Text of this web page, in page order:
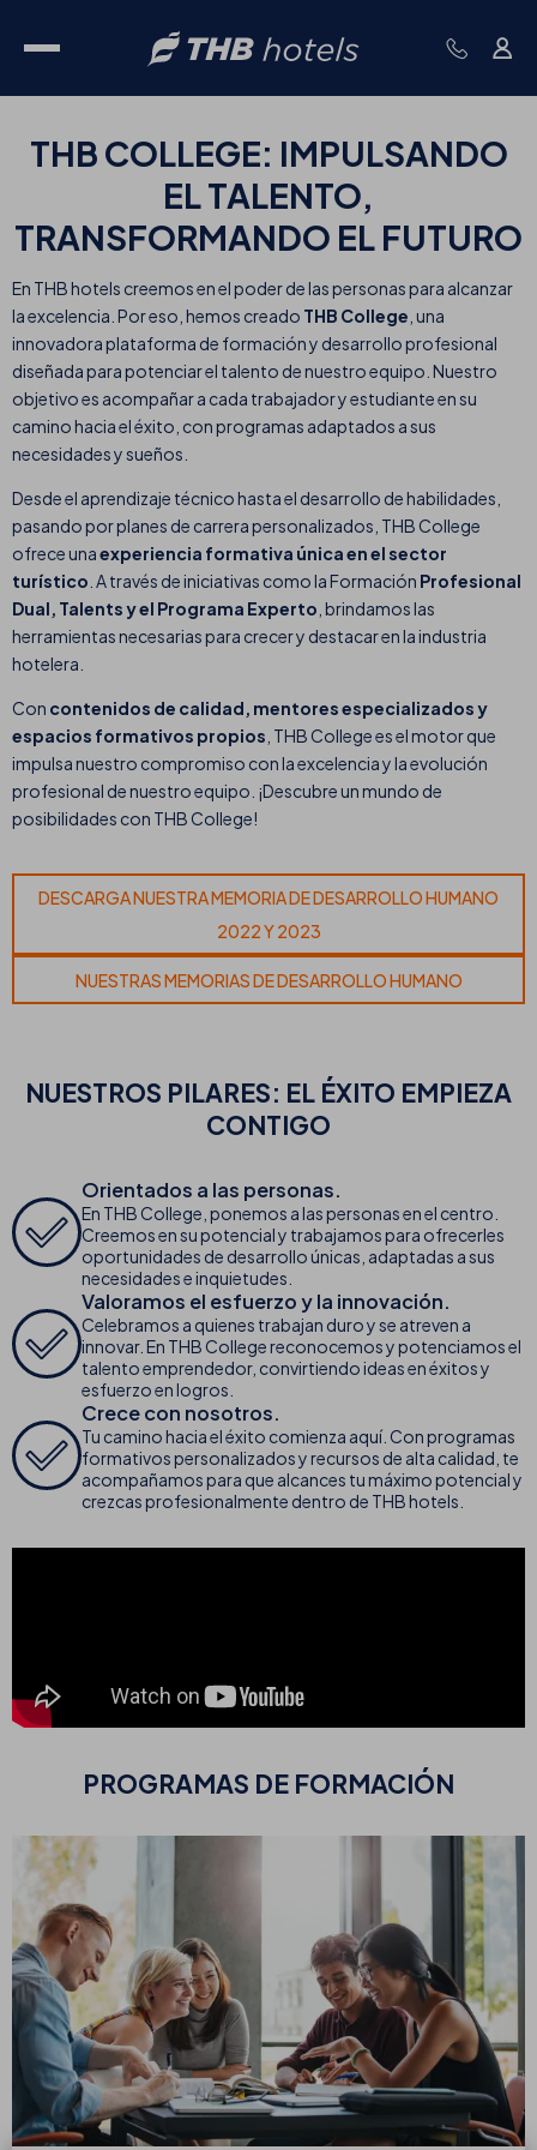
THB COLLEGE: IMPULSANDO
EL TALENTO,
TRANSFORMANDO EL FUTURO
En THB hotels creemos en el poder de las personas para alcanzar
la excelencia. Por eso, hemos creado THB College , una
innovadora plataforma de formación y desarrollo profesional
diseñada para potenciar el talento de nuestro equipo. Nuestro
objetivo es acompañar a cada trabajador y estudiante en su
camino hacia el éxito, con programas adaptados a sus
necesidades y sueños.
Desde el aprendizaje técnico hasta el desarrollo de habilidades,
pasando por planes de carrera personalizados, THB College
ofrece unaexperiencia formativa única en el sector
turístico . A través de iniciativas como la Formación Profesional
Dual, Talents y el Programa Experto , brindamos las
herramientas necesarias para crecer y destacar en la industria
hotelera.
Con contenidos de calidad, mentores especializados y
espacios formativos propios , THB College es el motor que
impulsa nuestro compromiso con la excelencia y la evolución
profesional de nuestro equipo. ¡Descubre un mundo de
posibilidades con THB College!
DESCARGA NUESTRA MEMORIA DE DESARROLLO HUMANO
2022 Y 2023
NUESTRAS MEMORIAS DE DESARROLLO HUMANO
NUESTROS PILARES: EL ÉXITO EMPIEZA
CONTIGO
Orientados a las personas.
En THB College, ponemos a las personas en el centro.
Creemos en su potencial y trabajamos para ofrecerles
oportunidades de desarrollo únicas, adaptadas a sus
necesidades e inquietudes.
Valoramos el esfuerzo y la innovación.
Celebramos a quienes trabajan duro y se atreven a
innovar. En THB College reconocemos y potenciamos el
talento emprendedor, convirtiendo ideas en éxitos y
esfuerzo en logros.
Crece con nosotros.
Tu camino hacia el éxito comienza aquí. Con programas
formativos personalizados y recursos de alta calidad, te
acompañamos para que alcances tu máximo potencial y
crezcas profesionalmente dentro de THB hotels.
PROGRAMAS DE FORMACIÓN